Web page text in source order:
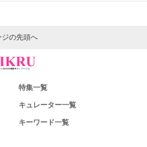
ジの先頭へ
特集一覧
キュレーター一覧
キーワード一覧